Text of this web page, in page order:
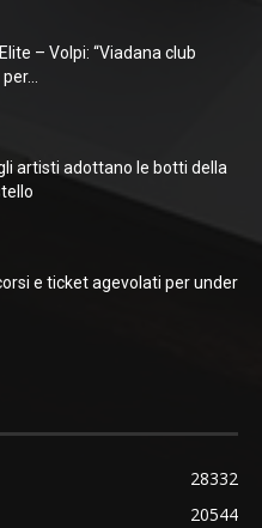
– Volpi: “Viadana club
artisti adottano le botti della
e ticket agevolati per under
28332
20544